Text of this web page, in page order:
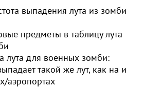
выпадения лута из зомби
предметы в таблицу лута
лута для военных зомби:
такой же лут, как на и
аэропортах